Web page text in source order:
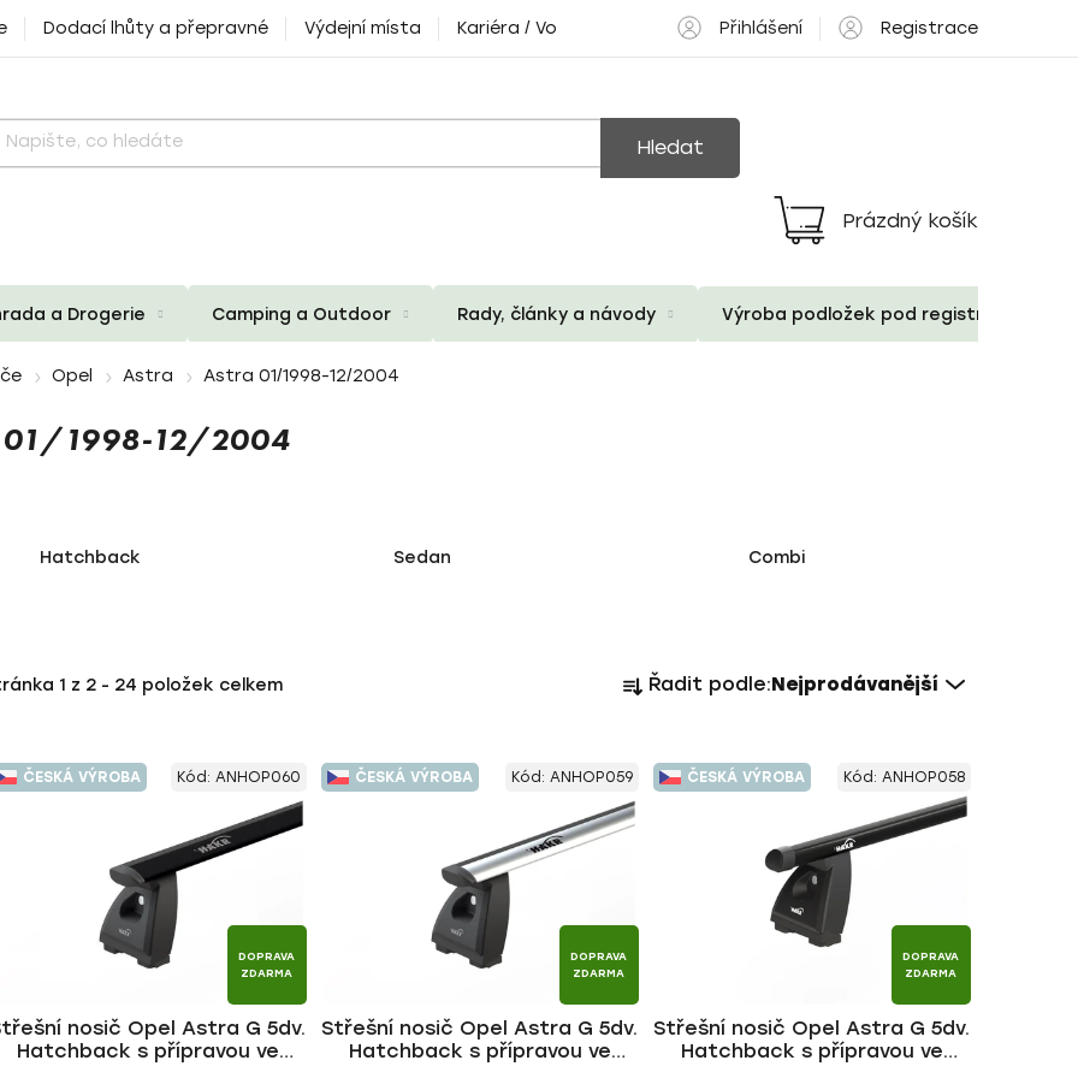
Dodací lhůty a přepravné Výdejní místa Kariéra / Volné pozice Přihlášení Registrace
Hledat
Nákupní
košík
Prázdný košík
a Drogerie Camping a Outdoor Rady, články a návody Výroba podložek pod registrační
Opel Astra Astra 01/1998-12/2004
01/1998-12/2004
Hatchback Sedan Combi
1 z 2 - 24 položek celkem
a
n
í
o
d
u
k
t
Řadit podle:Nejprodávanější
ČESKÁ VÝROBA
DOPRAVA
ZDARMA
nosič Opel Astra G 5dv.
Hatchback s přípravou ve
Kód: ANHOP060 ČESKÁ VÝROBA
DOPRAVA
ZDARMA
Střešní nosič Opel Astra G 5dv.
Hatchback s přípravou ve
Kód: ANHOP059 ČESKÁ VÝROBA
DOPRAVA
ZDARMA
Střešní nosič Opel Astra G 5dv.
Hatchback s přípravou ve
Kód: ANHOP058